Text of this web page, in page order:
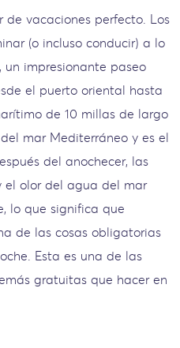
vacaciones perfecto. Los
(o incluso conducir) a lo
impresionante paseo
el puerto oriental hasta
de 10 millas de largo
mar Mediterráneo y es el
del anochecer, las
el olor del agua del mar
lo que significa que
de las cosas obligatorias
Esta es una de las
gratuitas que hacer en